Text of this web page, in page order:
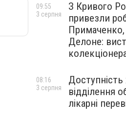
З Кривого
привезли
Делоне:
09:55
3 серпня
Доступність
відділення
лікарні
08:16
3 серпня